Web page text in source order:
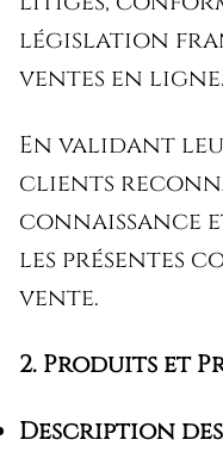
législation
ventes en ligne.
En validant
clients
connaissance
les présentes
vente.
2. Produits et
Description